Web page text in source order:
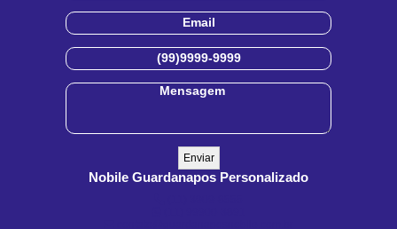
Nobile Guardanapos Personalizado